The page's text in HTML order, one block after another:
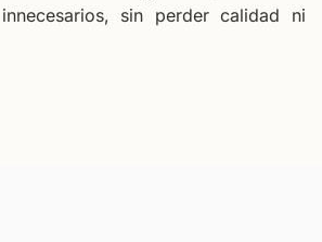
sin perder calidad ni